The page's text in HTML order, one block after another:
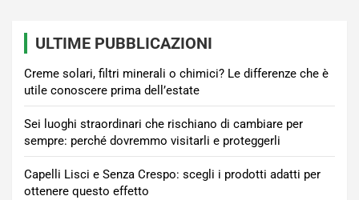
ULTIME PUBBLICAZIONI
Creme solari, filtri minerali o chimici? Le differenze che è
utile conoscere prima dell’estate
Sei luoghi straordinari che rischiano di cambiare per
sempre: perché dovremmo visitarli e proteggerli
Capelli Lisci e Senza Crespo: scegli i prodotti adatti per
ottenere questo effetto